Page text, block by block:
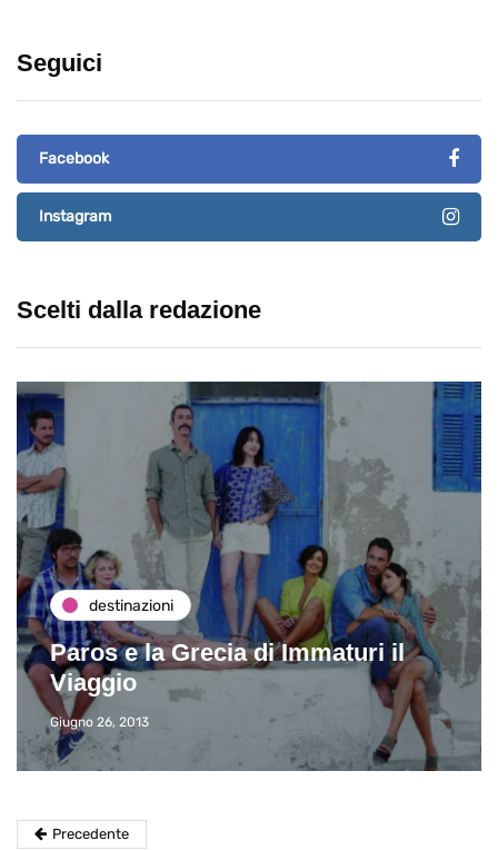
Seguici
Facebook
Instagram
Scelti dalla redazione
destinazioni
Paros e la Grecia di Immaturi il
Viaggio
Giugno 26, 2013
Precedente